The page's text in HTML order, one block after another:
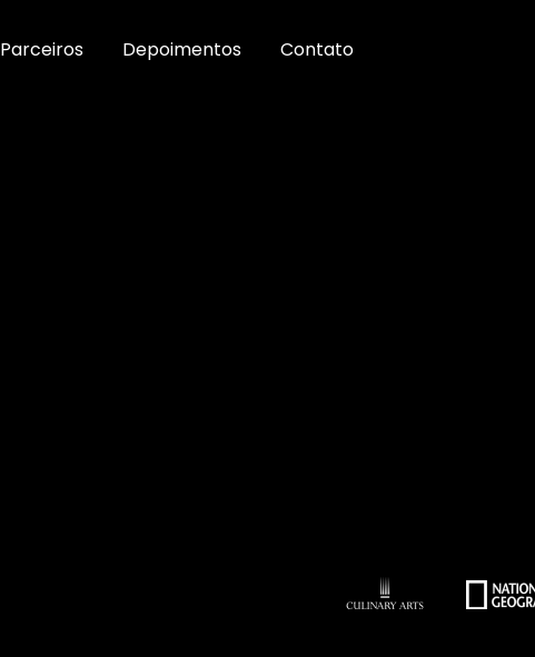
Parceiros Depoimentos Contato